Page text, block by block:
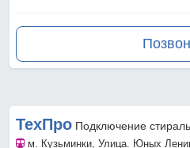
ТехПро Подключение
м. Кузьминки, Улица. Юных